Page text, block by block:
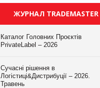
ЖУРНАЛ TRADEMASTER
Каталог Головних Проєктів
PrivateLabel – 2026
Сучасні рішення в
Логістиці&Дистрибуції – 2026.
Травень